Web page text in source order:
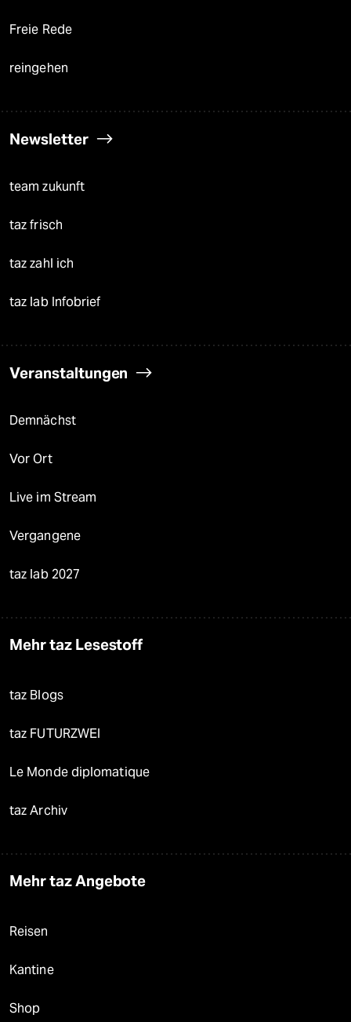
Freie Rede
reingehen
Newsletter
team zukunft
taz frisch
taz zahl ich
taz lab Infobrief
Veranstaltungen
Demnächst
Vor Ort
Live im Stream
Vergangene
taz lab 2027
Mehr taz Lesestoff
taz Blogs
taz FUTURZWEI
Le Monde diplomatique
taz Archiv
Mehr taz Angebote
Reisen
Kantine
Shop